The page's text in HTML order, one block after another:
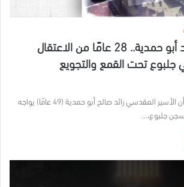
إعلام الأسرى: رائد أبو حمدية.. 28 عامًا من الاعتقال
تحت القمع والتجويع
أكد مكتب إعلام الأسرى أن الأسير المقدسي رائد صالح أبو حمدية (49 عامًا) يواجه
جلبوع،…